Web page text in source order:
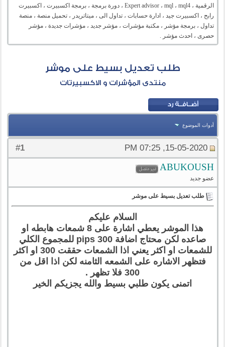
الرقمية ، Expert advisor ، mql ، mql4 ، دورة برمجة ، برمجة اكسبيرت ، اكسبيرت
رابح ، اكسبيرت جيد ، ادارة حسابات ، تداول الى ، ميتاتريدر ، تحميل منصة ، منصة
تداول ، برمجة مؤشر ، مكتبة مؤشرات ، مؤشر جديد ، مؤشرات جديدة ، مؤشر
حصرى ، احدث مؤشر .
طلب تعديل بسيط على موشر
منتدى المؤشرات و الاكسبيرتات
أدوات الموضوع
#
1 15-05-2020, 07:25 PM
ABUKOUSH
عضو جديد
طلب تعديل بسيط على موشر
السلام عليكم
هذا الموشر يعطي اشارة على 8 شمعات هابطه او
صاعده لكن محتاج اضافة 300 pips للمجموع الكلي
للشمعات او اكثر يعني اذا الشمعات حققت 300 او اكثر
فتظهر الاشاره على الشمعه الثامنه لكن اذا اقل من
300 فلا تظهر .
اتمنى يكون طلبي بسيط والله يجزيكم الخير